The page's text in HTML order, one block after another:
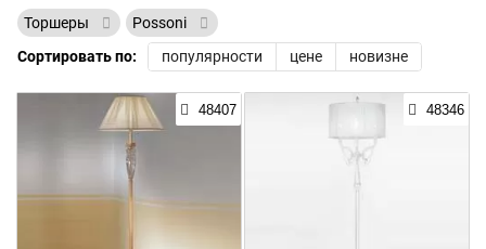
Торшеры
Possoni
Сортировать по:
популярности цене новизне
48407 48346